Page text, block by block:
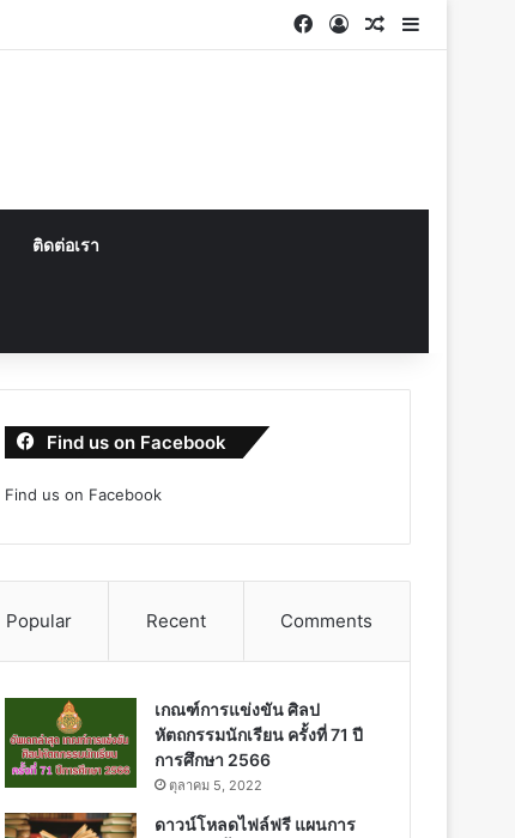
Facebook
Log InRandom
Sidebar
ติดต่อเรา
Find us on Facebook
Find us on Facebook
Popular Recent Comments
เกณฑ์การแข่งขัน ศิลป
หัตถกรรมนักเรียน ครั้งที่ 71 ปี
การศึกษา 2566
ตุลาคม 5, 2022
ดาวน์โหลดไฟล์ฟรี แผนการ